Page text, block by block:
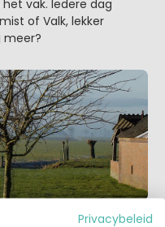
vak. Iedere dag
of Valk, lekker
meer?
Privacybeleid